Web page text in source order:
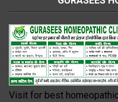
Visit for best